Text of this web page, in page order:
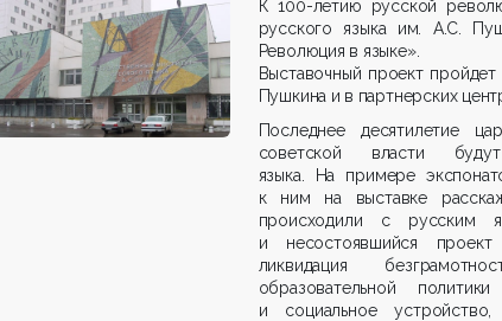
К 100-летию русской
русского языка им. А.С.
Революция в языке».
Выставочный проект
Пушкина и в партнерских
Последнее десятилетие
советской власти
языка. На примере
к ним на выставке
происходили с русским
и несостоявшийся проект
ликвидация
образовательной
и социальное